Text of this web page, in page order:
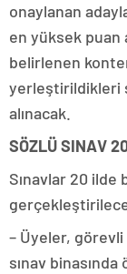
onaylanan
en yüksek puan
belirlenen
yerleştirildikleri
alınacak.
SÖZLÜ SINAV
Sınavlar 20
– Üyeler, görevli
sınav